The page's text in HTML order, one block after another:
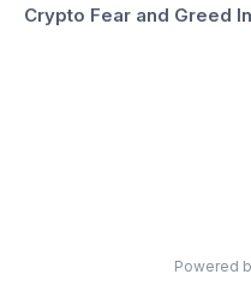
Crypto Fear and Greed
Powered